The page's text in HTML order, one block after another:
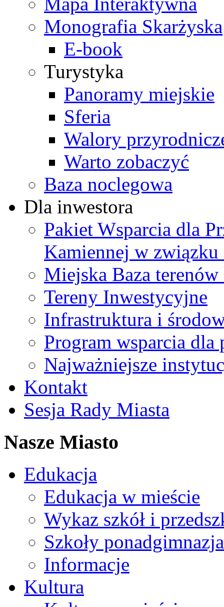
Monografia Skarżyska
E-book
Turystyka
Panoramy miejskie
Sferia
Walory
Warto zobaczyć
Baza noclegowa
Dla inwestora
Pakiet Wsparcia dla
Kamiennej w
Miejska Baza
Tereny Inwestycyjne
Infrastruktura i
Program wsparcia
Najważniejsze
Kontakt
Sesja Rady Miasta
Nasze Miasto
Edukacja
Edukacja w mieście
Wykaz szkół i
Szkoły
Informacje
Kultura